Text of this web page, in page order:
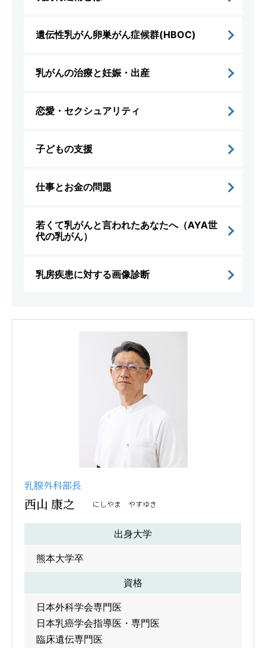
遺伝性乳がん卵巣がん症候群(HBOC)
乳がんの治療と妊娠・出産
恋愛・セクシュアリティ
子どもの支援
仕事とお金の問題
若くて乳がんと言われたあなたへ（AYA世
代の乳がん）
乳房疾患に対する画像診断
乳腺外科部長
西山 康之 にしやま やすゆき
出身大学
熊本大学卒
資格
日本外科学会専門医
日本乳癌学会指導医・専門医
臨床遺伝専門医